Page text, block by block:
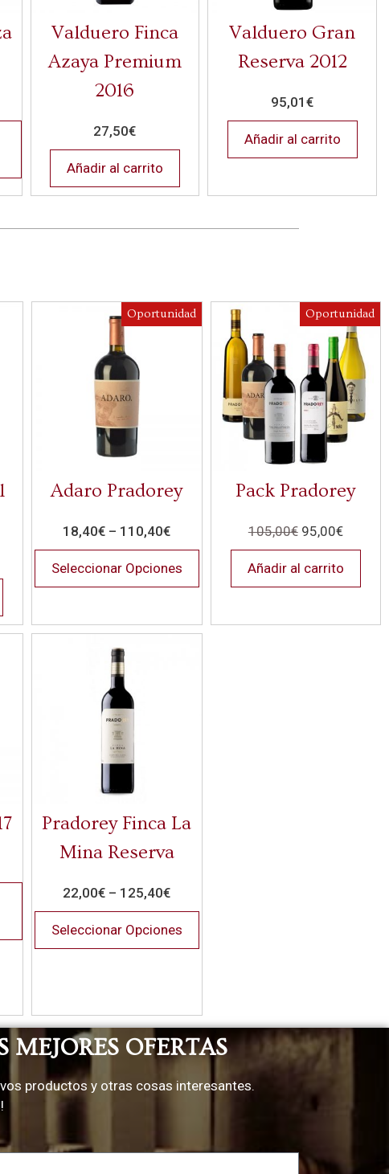
Valduero Finca
Azaya Premium
2016
27,50€
Añadir al carrito
Valduero Gran
Reserva 2012
95,01€
Añadir al carrito
Oportunidad
Adaro Pradorey
18,40€ – 110,40€
Seleccionar Opciones
Oportunidad
Pack Pradorey
105,00€ 95,00€
Añadir al carrito
Pradorey Finca La
Mina Reserva
22,00€ – 125,40€
Seleccionar Opciones
OFERTAS
productos y otras cosas interesantes.